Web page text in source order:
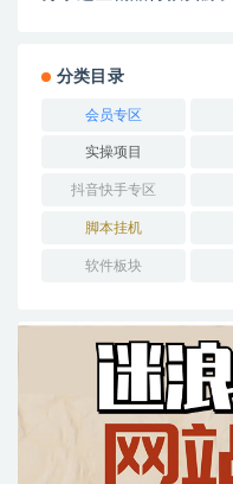
分类目录
会员专区
实操项目
抖音快手专区
脚本挂机
软件板块